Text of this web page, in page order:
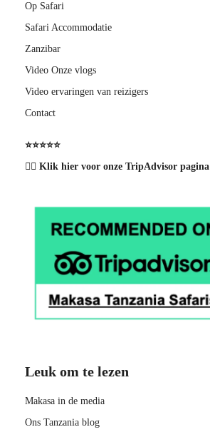
Op Safari
Safari Accommodatie
Zanzibar
Video Onze vlogs
Video ervaringen van reizigers
Contact
⭐️⭐️⭐️⭐️⭐️
👉🏽 Klik hier voor onze TripAdvisor pagina
Leuk om te lezen
Makasa in de media
Ons Tanzania blog